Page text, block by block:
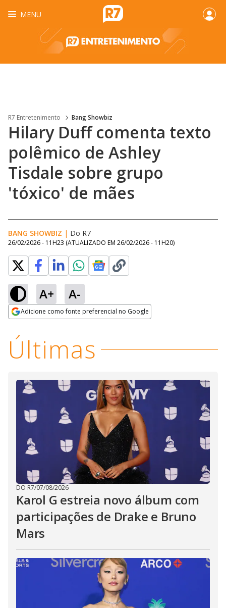
MENU
R7 Entretenimento Bang Showbiz
Hilary Duff comenta texto
polêmico de Ashley
Tisdale sobre grupo
'tóxico' de mães
BANG SHOWBIZ | Do R7
26/02/2026 - 11H23 (ATUALIZADO EM 26/02/2026 - 11H20)
A+ A-
Adicione como fonte preferencial no Google
Ativar
Loaded
29.66%
Últimas
DO R7/07/08/2026
Karol G estreia novo álbum com
participações de Drake e Bruno
Mars